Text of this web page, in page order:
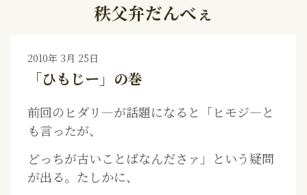
秩父弁だんべぇ
2010年 3月 25日
「ひもじー」の巻
前回のヒダリ―が話題になると「ヒモジ―と
も言ったが、
どっちが古いことばなんださァ」という疑問
が出る。たしかに、